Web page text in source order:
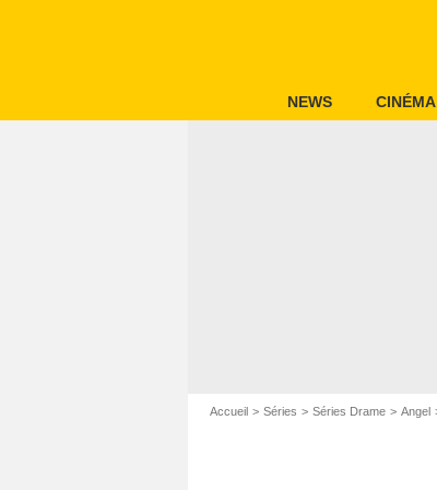
NEWS CINÉMA
Accueil Séries Séries Drame Angel